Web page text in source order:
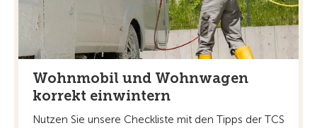
Wohnmobil und Wohnwagen
korrekt einwintern
Nutzen Sie unsere Checkliste mit den Tipps der TCS